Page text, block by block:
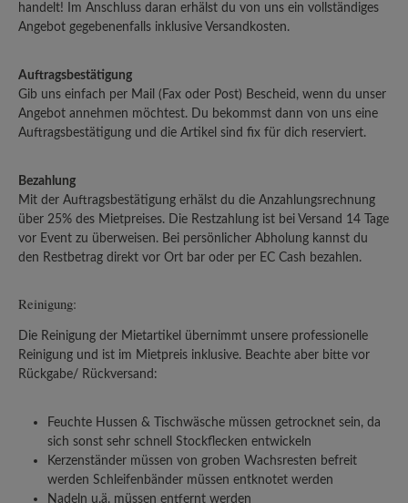
handelt! Im Anschluss daran erhälst du von uns ein vollständiges
Angebot gegebenenfalls inklusive Versandkosten.
Auftragsbestätigung
Gib uns einfach per Mail (Fax oder Post) Bescheid, wenn du unser
Angebot annehmen möchtest. Du bekommst dann von uns eine
Auftragsbestätigung und die Artikel sind fix für dich reserviert.
Bezahlung
Mit der Auftragsbestätigung erhälst du die Anzahlungsrechnung
über 25% des Mietpreises. Die Restzahlung ist bei Versand 14 Tage
vor Event zu überweisen. Bei persönlicher Abholung kannst du
den Restbetrag direkt vor Ort bar oder per EC Cash bezahlen.
Reinigung:
Die Reinigung der Mietartikel übernimmt unsere professionelle
Reinigung und ist im Mietpreis inklusive. Beachte aber bitte vor
Rückgabe/ Rückversand:
Feuchte Hussen & Tischwäsche müssen getrocknet sein, da
sich sonst sehr schnell Stockflecken entwickeln
Kerzenständer müssen von groben Wachsresten befreit
werden Schleifenbänder müssen entknotet werden
Nadeln u.ä. müssen entfernt werden